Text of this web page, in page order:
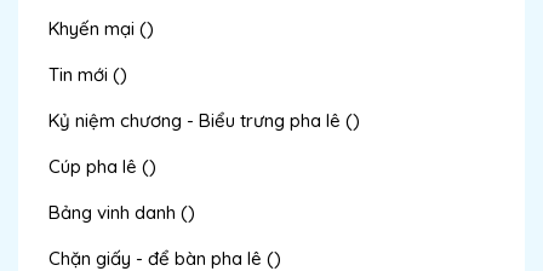
Khyến mại ()
Tin mới ()
Kỷ niệm chương - Biểu trưng pha lê ()
Cúp pha lê ()
Bảng vinh danh ()
Chặn giấy - để bàn pha lê ()